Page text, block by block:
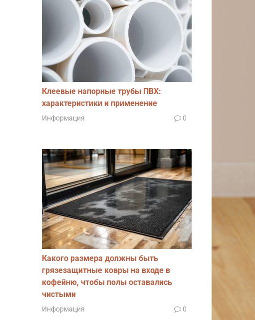
Клеевые напорные трубы ПВХ:
характеристики и применение
Информация 0
Какого размера должны быть
грязезащитные ковры на входе в
кофейню, чтобы полы оставались
чистыми
Информация 0